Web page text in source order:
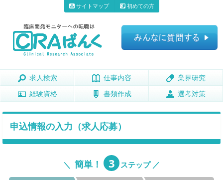
サイトマップ 初めての方
求人検索
求人検索 仕事内容
仕事内容 業界研究
業界研究
経験資格
経験資格 書類作成
書類作成 選考対策
選考対策
申込情報の入力（求人応募）
＼ 簡単！ 3 ステップ ／